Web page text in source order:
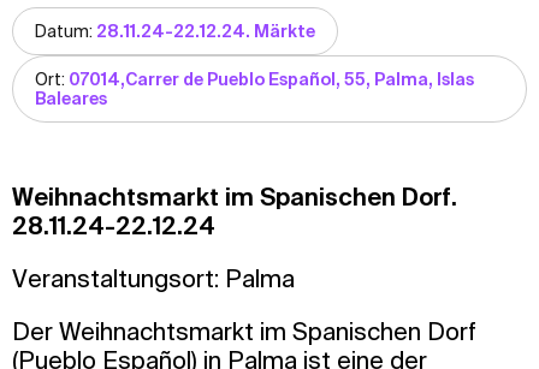
Datum: 28.11.24-22.12.24. Märkte
Ort: 07014,Carrer de Pueblo Español, 55, Palma, Islas
Baleares
Weihnachtsmarkt im Spanischen Dorf.
28.11.24-22.12.24
Veranstaltungsort: Palma
Der Weihnachtsmarkt im Spanischen Dorf
(Pueblo Español) in Palma ist eine der